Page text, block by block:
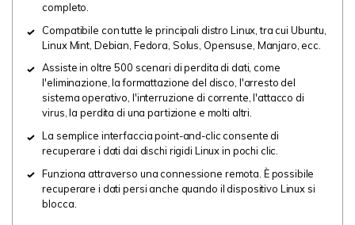
completo.
Compatibile con tutte le principali distro Linux, tra cui Ubuntu,
Linux Mint, Debian, Fedora, Solus, Opensuse, Manjaro, ecc.
Assiste in oltre 500 scenari di perdita di dati, come
l'eliminazione, la formattazione del disco, l'arresto del
sistema operativo, l'interruzione di corrente, l'attacco di
virus, la perdita di una partizione e molti altri.
La semplice interfaccia point-and-clic consente di
recuperare i dati dai dischi rigidi Linux in pochi clic.
Funziona attraverso una connessione remota. È possibile
recuperare i dati persi anche quando il dispositivo Linux si
blocca.